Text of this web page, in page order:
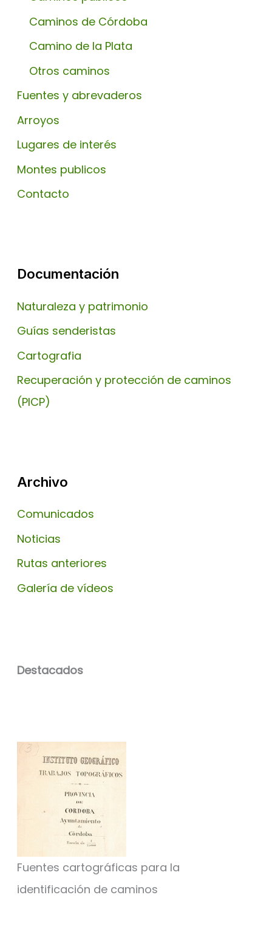
Caminos de Córdoba
Camino de la Plata
Otros caminos
Fuentes y abrevaderos
Arroyos
Lugares de interés
Montes publicos
Contacto
Documentación
Naturaleza y patrimonio
Guías senderistas
Cartografia
Recuperación y protección de caminos
(PICP)
Archivo
Comunicados
Noticias
Rutas anteriores
Galería de vídeos
Destacados
Fuentes cartográficas para la
identificación de caminos